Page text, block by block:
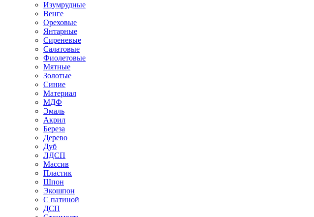
Изумрудные
Венге
Ореховые
Янтарные
Сиреневые
Салатовые
Фиолетовые
Мятные
Золотые
Синие
Материал
МДФ
Эмаль
Акрил
Береза
Дерево
Дуб
ЛДСП
Массив
Пластик
Шпон
Экошпон
С патиной
ДСП